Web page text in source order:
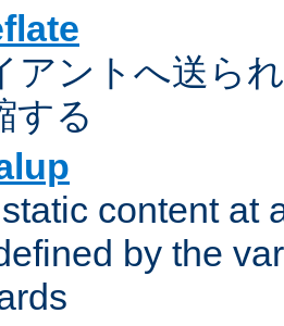
アントへ送ら
する
content at
by the